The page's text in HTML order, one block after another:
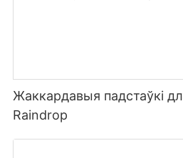
Жаккардавыя падстаўкі
Raindrop